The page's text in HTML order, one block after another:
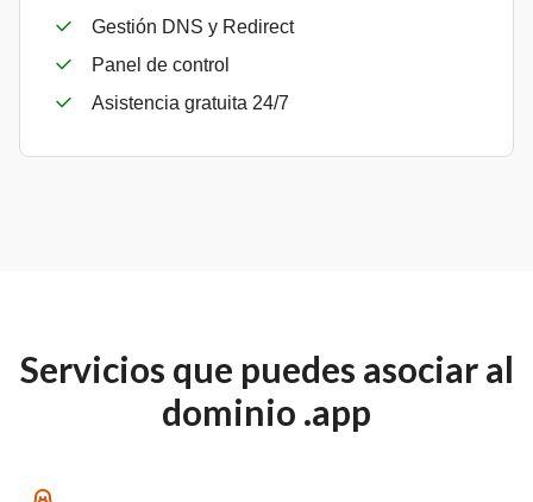
Gestión DNS y Redirect
Panel de control
Asistencia gratuita 24/7
Servicios que puedes asociar al
dominio .app